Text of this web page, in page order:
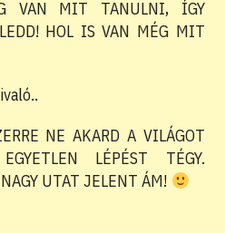
VAN MIT TANULNI, ÍGY
HOL IS VAN MÉG MIT
NE AKARD A VILÁGOT
LÉPÉST TÉGY.
UTAT JELENT ÁM!